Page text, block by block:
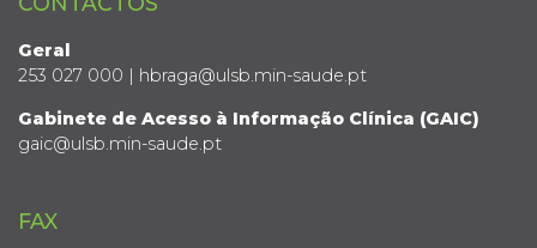
Geral
253 027 000 | hbraga@ulsb.min-saude.pt
Gabinete de Acesso à Informação Clínica (GAIC)
gaic@ulsb.min-saude.pt
FAX